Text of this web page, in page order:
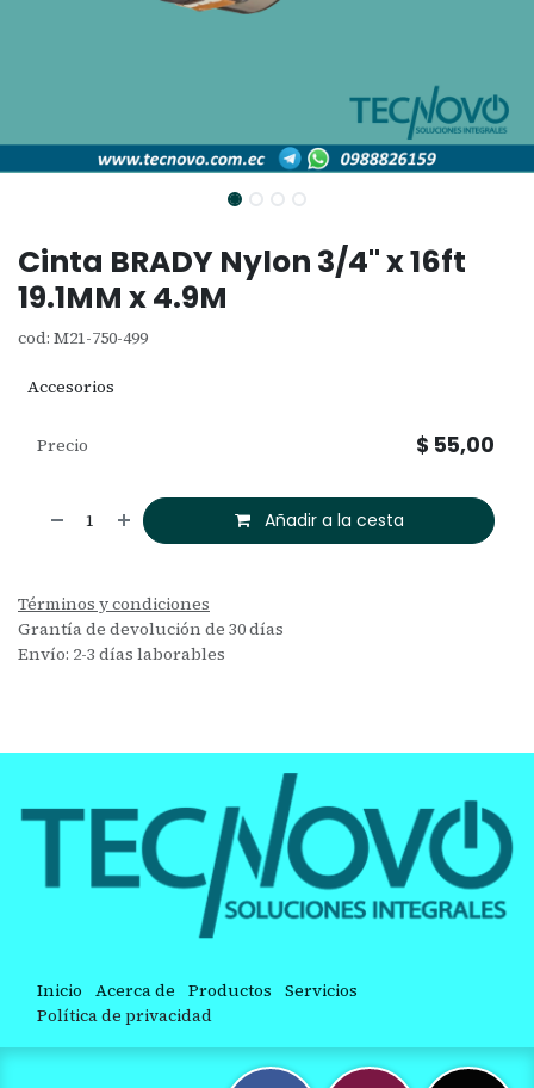
Cinta BRADY Nylon 3/4" x 16ft
19.1MM x 4.9M
cod: M21-750-499
Accesorios
Añadir a la cesta
Precio $ 55,00
Términos y condiciones
Grantía de devolución de 30 días
Envío: 2-3 días laborables
Inicio Acerca de Productos Servicios
Política de privacidad